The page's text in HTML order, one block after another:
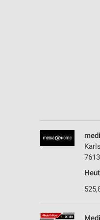
Nicht-IAB-Verarbeitungszwecke: